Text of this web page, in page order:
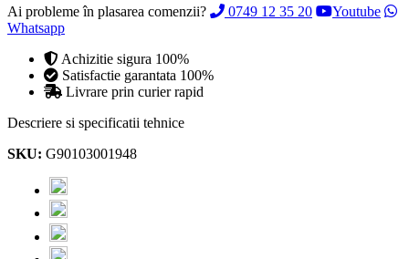
Ai probleme în plasarea comenzii? 0749 12 35 20
Youtube
Whatsapp
Achizitie sigura 100%
Satisfactie garantata 100%
Livrare prin curier rapid
Descriere si specificatii tehnice
SKU: G90103001948